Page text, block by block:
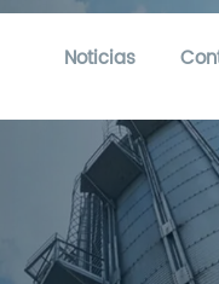
Noticias